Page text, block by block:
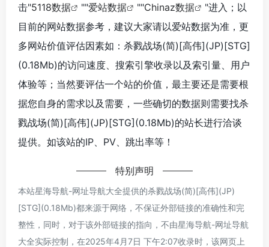
击"5118数据 ""爱站数据 ""Chinaz数据
"进入；以
目前的网站数据参考，建议大家请以爱站数据为准，更
多网站价值评估因素如：杀戮战场(简)[高伟](JP)[STG]
(0.18Mb)的访问速度、搜索引擎收录以及索引量、用户
体验等；当然要评估一个站的价值，最主要还是需要根
据您自身的需求以及需要，一些确切的数据则需要找杀
戮战场(简)[高伟](JP)[STG](0.18Mb)的站长进行洽谈
提供。如该站的IP、PV、跳出率等！
特别声明
本站星海导航-网址导航大全提供的杀戮战场(简)[高伟](JP)
[STG](0.18Mb)都来源于网络，不保证外部链接的准确性和完
整性，同时，对于该外部链接的指向，不由星海导航-网址导航
大全实际控制，在2025年4月7日 下午2:07收录时，该网页上